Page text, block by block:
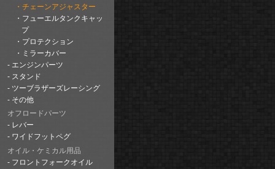
チェーンアジャスター
フューエルタンクキャッ
プ
プロテクション
ミラーカバー
エンジンパーツ
スタンド
ツーブラザーズレーシング
その他
オフロードパーツ
レバー
ワイドフットペグ
オイル・ケミカル用品
フロントフォークオイル